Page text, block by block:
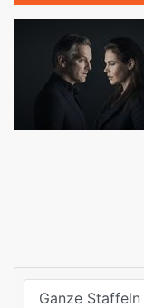
Ganze Staffeln